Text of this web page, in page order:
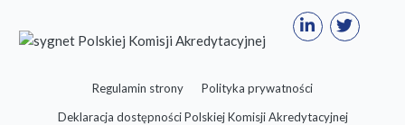
Regulamin strony
Polityka prywatności
Deklaracja dostępności Polskiej Komisji Akredytacyjnej